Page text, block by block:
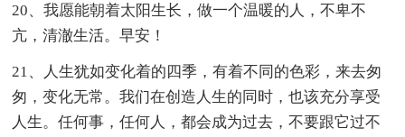
20、我愿能朝着太阳生长，做一个温暖的人，不卑不
亢，清澈生活。早安！
21、人生犹如变化着的四季，有着不同的色彩，来去匆
匆，变化无常。我们在创造人生的同时，也该充分享受
人生。任何事，任何人，都会成为过去，不要跟它过不